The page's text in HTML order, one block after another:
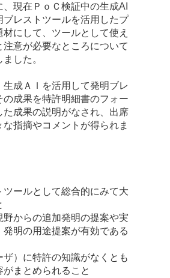
現在ＰｏＣ検証中の生成AI
ブレストツールを活用したプ
材にして、ツールとして使え
注意が必要なところについて
した。
生成ＡＩを活用して発明ブレ
の成果を特許明細書のフォー
た成果の説明がなされ、出席
指摘やコメントが得られま
ツールとして総合的にみて大
野からの追加発明の提案や実
発明の用途提案が有効である
ザ）に特許の知識がなくとも
がまとめられること